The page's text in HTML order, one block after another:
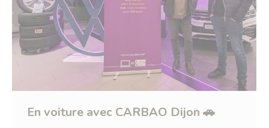
En voiture avec CARBAO Dijon 🚗